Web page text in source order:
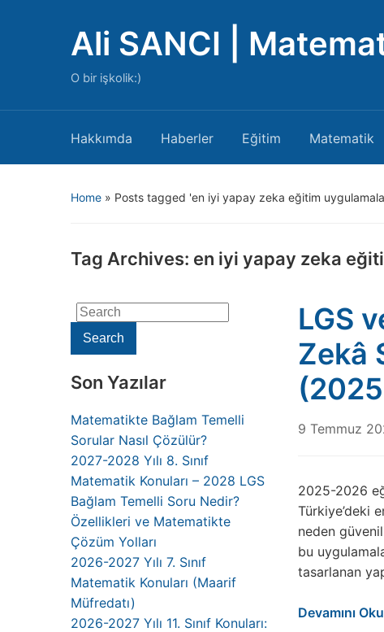
Ali SANCI |
O bir işkolik:)
Hakkımda Haberler Eğitim Matematik
Home » Posts tagged 'en iyi yapay zeka eğitim
Tag Archives: en iyi yapay zeka
Search
for:Search
Son Yazılar
Matematikte Bağlam Temelli
Sorular Nasıl Çözülür?
2027-2028 Yılı 8. Sınıf
Matematik Konuları – 2028 LGS
Bağlam Temelli Soru Nedir?
Özellikleri ve Matematikte
Çözüm Yolları
2026-2027 Yılı 7. Sınıf
Matematik Konuları (Maarif
Müfredatı)
2026-2027 Yılı 11. Sınıf Konuları:
LGS
Zekâ
9 Temmuz
2025-2026
Türkiye’deki
neden
bu
tasarlanan
Devamını